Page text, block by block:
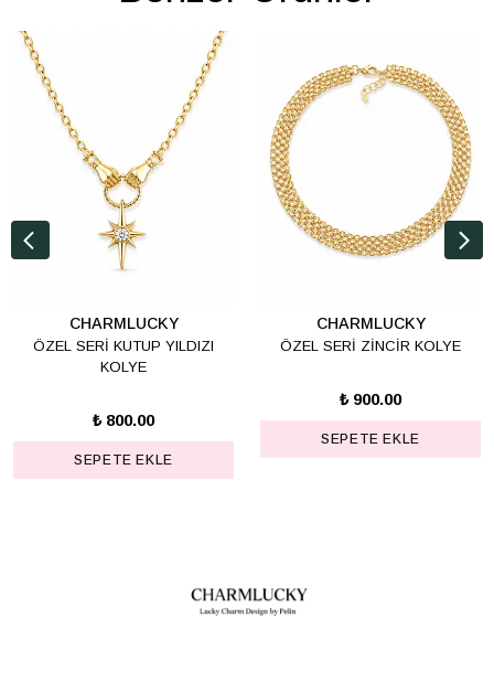
CHARMLUCKY
ÖZEL SERİ KUTUP YILDIZI
KOLYE
₺ 800.00
SEPETE EKLE
CHARMLUCKY
ÖZEL SERİ ZİNCİR KOLYE
₺ 900.00
SEPETE EKLE